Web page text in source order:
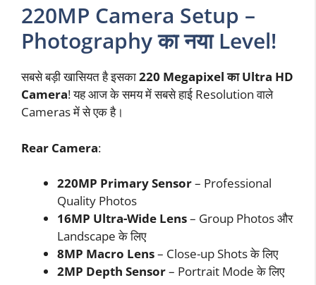
220MP Camera Setup –
Photography का नया Level!
सबसे बड़ी खासियत है इसका220 Megapixel का Ultra HD
Camera! यह आज के समय में सबसे हाई Resolution वाले
Cameras में से एक है।
Rear Camera:
220MP Primary Sensor– Professional
Quality Photos
16MP Ultra-Wide Lens– Group Photos और
Landscape के लिए
8MP Macro Lens– Close-up Shots के लिए
2MP Depth Sensor– Portrait Mode के लिए